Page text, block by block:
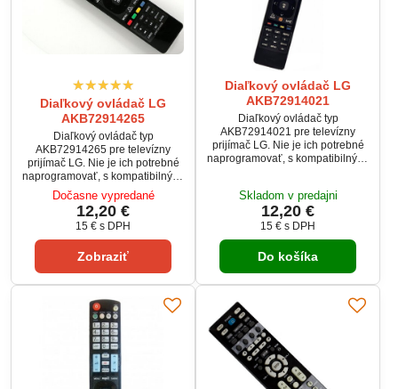
Diaľkový ovládač LG
AKB72914265
Diaľkový ovládač typ
AKB72914265 pre televízny
prijímač LG. Nie je ich potrebné
naprogramovať, s kompatibilnými
zariadeniami hneď fungujú.
Dočasne vypredané
12,20 €
15 € s DPH
Zobraziť
Diaľkový ovládač LG
AKB72914021
Diaľkový ovládač typ
AKB72914021 pre televízny
prijímač LG. Nie je ich potrebné
naprogramovať, s kompatibilnými
Skladom v predajni
12,20 €
15 € s DPH
Do košíka